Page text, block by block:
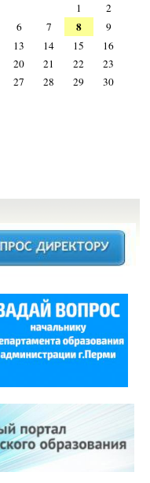
1
2
6 7 8
9
13 14 15
16
20 21 22
23
27 28 29
30